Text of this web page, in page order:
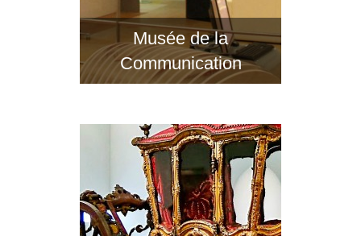
Musée de la
Communication